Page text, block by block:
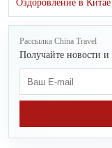
Оздоровление в Китае
Рассылка China Travel
Получайте новости